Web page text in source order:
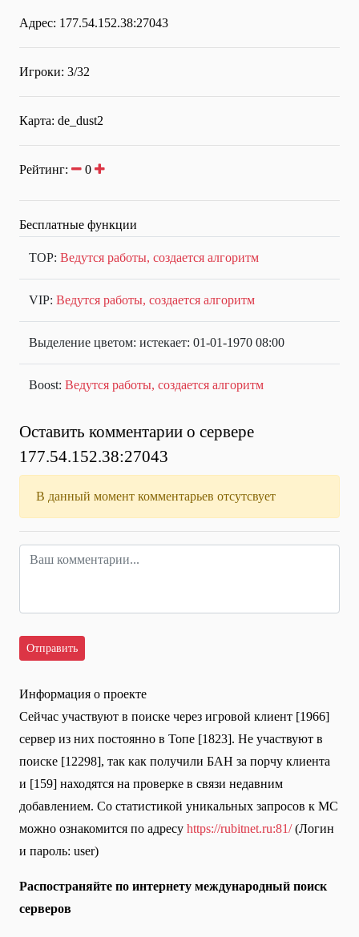
Адрес: 177.54.152.38:27043
Игроки: 3/32
Карта: de_dust2
Рейтинг: 0
Бесплатные функции
TOP: Ведутся работы, создается алгоритм
VIP: Ведутся работы, создается алгоритм
Выделение цветом: истекает: 01-01-1970 08:00
Boost: Ведутся работы, создается алгоритм
Оставить комментарии о сервере
177.54.152.38:27043
В данный момент комментарьев отсутсвует
Информация о проекте
Сейчас участвуют в поиске через игровой клиент [1966]
сервер из них постоянно в Топе [1823]. Не участвуют в
поиске [12298], так как получили БАН за порчу клиента
и [159] находятся на проверке в связи недавним
добавлением. Со статистикой уникальных запросов к МС
можно ознакомится по адресу https://rubitnet.ru:81/(Логин
и пароль: user)
Распостраняйте по интернету международный поиск
серверов